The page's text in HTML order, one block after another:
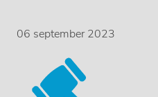
06 september 2023